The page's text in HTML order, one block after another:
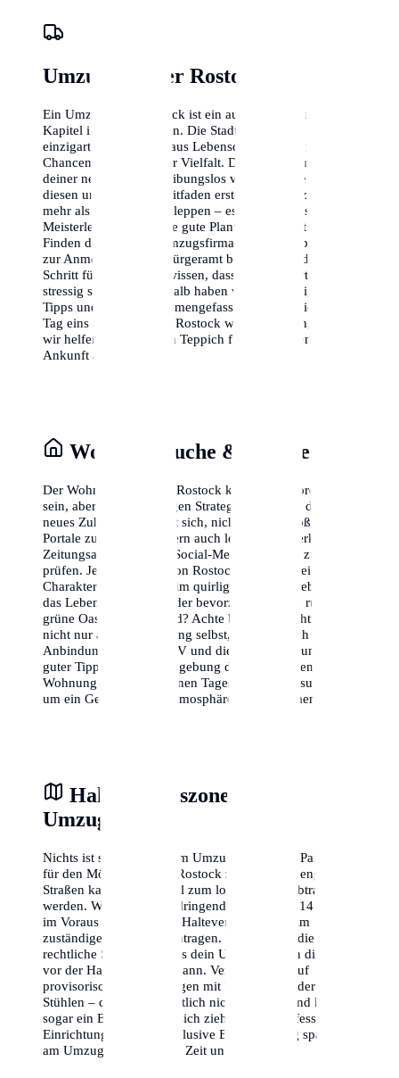
Umzugs-Planer Rostock
Ein Umzug nach Rostock ist ein aufregendes neues
Kapitel in deinem Leben. Die Stadt bietet eine
einzigartige Mischung aus Lebensqualität, beruflichen
Chancen und kultureller Vielfalt. Damit der Start in
deiner neuen Heimat reibungslos verläuft, haben wir
diesen umfassenden Leitfaden erstellt. Ein Umzug ist
mehr als nur Kisten schleppen – es ist eine logistische
Meisterleistung, die eine gute Planung erfordert. Vom
Finden der richtigen Umzugsfirma in Rostock bis hin
zur Anmeldung beim Bürgeramt begleiten wir dich
Schritt für Schritt. Wir wissen, dass ein Wohnortwechsel
stressig sein kann, deshalb haben wir die wichtigsten
Tipps und Tricks zusammengefasst, damit du dich von
Tag eins an wohlfühlst. Rostock wartet auf dich, und
wir helfen dir, den roten Teppich für deine eigene
Ankunft auszurollen.
Wohnungssuche & Stadtteile
Der Wohnungsmarkt in Rostock kann herausfordernd
sein, aber mit der richtigen Strategie findest du dein
neues Zuhause. Es lohnt sich, nicht nur die großen
Portale zu nutzen, sondern auch lokale Netzwerke,
Zeitungsannoncen und Social-Media-Gruppen zu
prüfen. Jeder Stadtteil von Rostock hat seinen eigenen
Charakter. Möchtest du im quirligen Zentrum leben, wo
das Leben nie schläft, oder bevorzugst du eine ruhige,
grüne Oase am Stadtrand? Achte bei der Besichtigung
nicht nur auf die Wohnung selbst, sondern auch auf die
Anbindung an den ÖPNV und die Nahversorgung. Ein
guter Tipp ist es, die Umgebung der potenziellen neuen
Wohnung zu verschiedenen Tageszeiten zu besuchen,
um ein Gefühl für die Atmosphäre zu bekommen.
Halteverbotszone am
Umzugstag
Nichts ist stressiger als am Umzugstag keinen Parkplatz
für den Möbelwagen in Rostock zu finden. In engen
Straßen kann dies schnell zum logistischen Albtraum
werden. Wir empfehlen dringend, mindestens 14 Tage
im Voraus eine offizielle Halteverbotszone beim
zuständigen Amt zu beantragen. Dies gibt dir die
rechtliche Sicherheit, dass dein Umzugswagen direkt
vor der Haustür parken kann. Vertraue nicht auf
provisorische Absperrungen mit Flatterband oder
Stühlen – diese sind rechtlich nicht bindend und können
sogar ein Bußgeld nach sich ziehen. Eine professionelle
Einrichtung der Zone inklusive Beschilderung spart dir
am Umzugstag wertvolle Zeit und Nerven.